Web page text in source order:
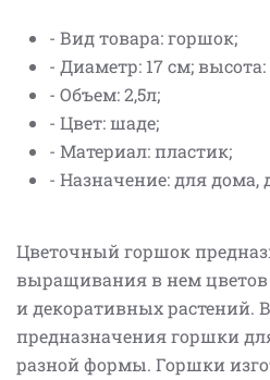
- Вид товара: горшок;
- Диаметр: 17 см; высота:
- Объем: 2,5л;
- Цвет: шаде;
- Материал: пластик;
- Назначение: для дома,
Цветочный горшок
выращивания в нем
и декоративных растений.
предназначения горшки
разной формы. Горшки